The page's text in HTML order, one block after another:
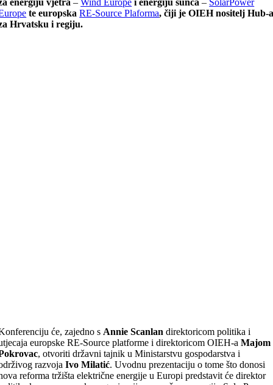
energiju vjetra–Wind Europe i energiju sunca – SolarPower
te europska RE-Source Plaforma, čiji je OIEH nositelj Hub-
Hrvatsku i regiju.
će, zajedno s Annie Scanlan direktoricom politika i
europske RE-Source platforme i direktoricom OIEH-aMajom
, otvoriti državni tajnik u Ministarstvu gospodarstva i
razvojaIvo Milatić. Uvodnu prezentaciju o tome što donosi
reforma tržišta električne energije u Europi predstavit će direktor